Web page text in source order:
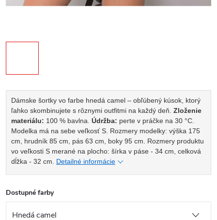
Dámske šortky vo farbe hnedá camel – obľúbený kúsok, ktorý
ľahko skombinujete s rôznymi outfitmi na každý deň. Zloženie
materiálu: 100 % bavlna. Údržba: perte v práčke na 30 °C.
Modelka má na sebe veľkosť S. Rozmery modelky: výška 175
cm, hrudník 85 cm, pás 63 cm, boky 95 cm.
Rozmery produktu
vo veľkosti S merané na plocho: šírka v páse - 34 cm, celková
dĺžka - 32 cm.
Detailné informácie
Dostupné farby